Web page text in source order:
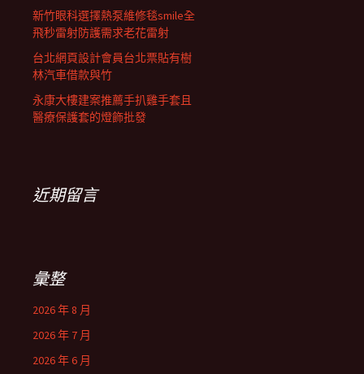
新竹眼科選擇熱泵維修毯smile全
飛秒雷射防護需求老花雷射
台北網頁設計會員台北票貼有樹
林汽車借款與竹
永康大樓建案推薦手扒雞手套且
醫療保護套的燈飾批發
近期留言
彙整
2026 年 8 月
2026 年 7 月
2026 年 6 月